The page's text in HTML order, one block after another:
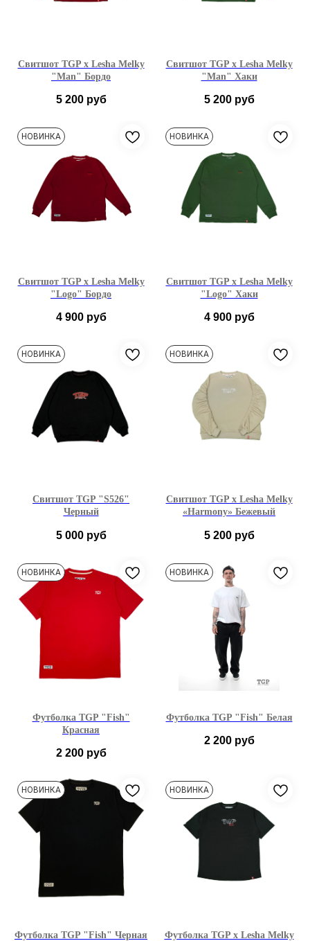
Свитшот TGP x Lesha Melky
"Man" Бордо
5 200 руб
S M
Свитшот TGP x Lesha Melky
"Man" Хаки
5 200 руб
S M
НОВИНКА
Свитшот TGP x Lesha Melky
"Logo" Бордо
4 900 руб
S M
НОВИНКА
Свитшот TGP x Lesha Melky
"Logo" Хаки
4 900 руб
S M
НОВИНКА
Свитшот TGP "S526"
Черный
5 000 руб
S M L
НОВИНКА
Свитшот TGP x Lesha Melky
«Harmony» Бежевый
5 200 руб
M L
НОВИНКА
Футболка TGP "Fish"
Красная
2 200 руб
S M XL
НОВИНКА
Футболка TGP "Fish" Белая
2 200 руб
S M
XXL
НОВИНКА
Футболка TGP "Fish" Черная
НОВИНКА
Футболка TGP x Lesha Melky